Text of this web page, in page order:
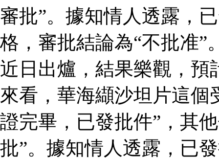
審批”。據知情人透露，
格，審批結論為“不批准”
近日出爐，結果樂觀，預
來看，華海纈沙坦片這個
證完畢，已發批件”，其
批”。據知情人透露，已